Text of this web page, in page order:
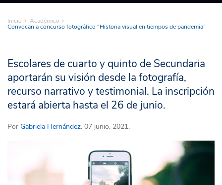
Inicio Académico
Convocan a concurso fotográfico “Historia visual en tiempos de pandemia”
Escolares de cuarto y quinto de Secundaria
aportarán su visión desde la fotografía,
recurso narrativo y testimonial. La inscripción
estará abierta hasta el 26 de junio.
Por Gabriela Hernández. 07 junio, 2021.